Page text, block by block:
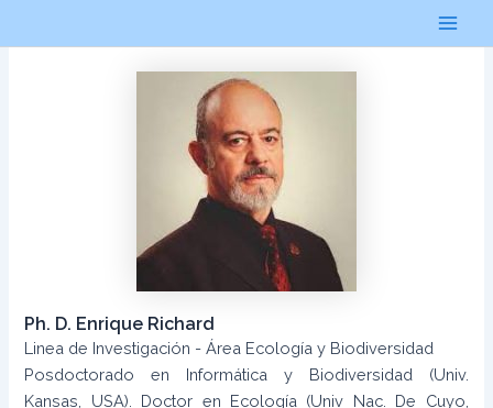
Main
Ph. D. Enrique Richard
Linea de Investigación - Área Ecología y Biodiversidad
Posdoctorado en Informática y Biodiversidad (Univ.
Kansas, USA). Doctor en Ecología (Univ Nac. De Cuyo,